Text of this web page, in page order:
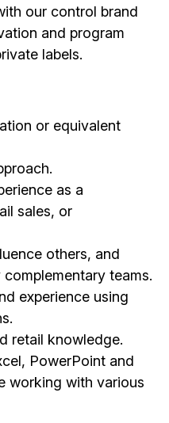
our control brand
and program
labels.
or equivalent
as a
sales, or
others, and
teams.
experience using
retail knowledge.
PowerPoint and
working with various